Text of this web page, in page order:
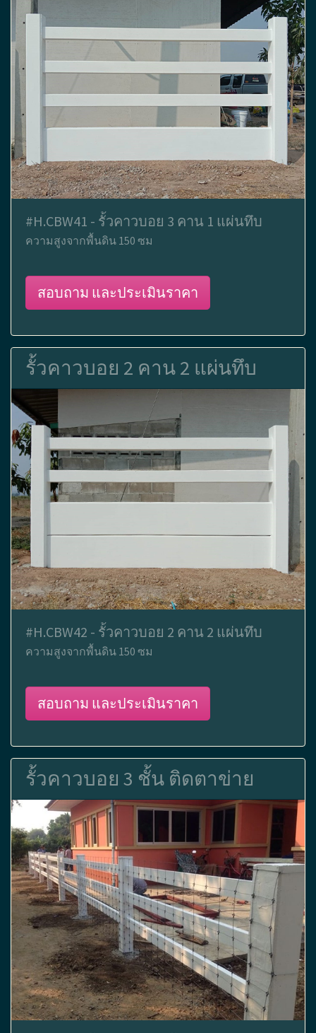
#H.CBW41 - รั้วคาวบอย 3 คาน 1 แผ่นทึบ
ความสูงจากพื้นดิน 150 ซม
สอบถาม และประเมินราคา
รั้วคาวบอย 2 คาน 2 แผ่นทึบ
#H.CBW42 - รั้วคาวบอย 2 คาน 2 แผ่นทึบ
ความสูงจากพื้นดิน 150 ซม
สอบถาม และประเมินราคา
รั้วคาวบอย 3 ชั้น ติดตาข่าย